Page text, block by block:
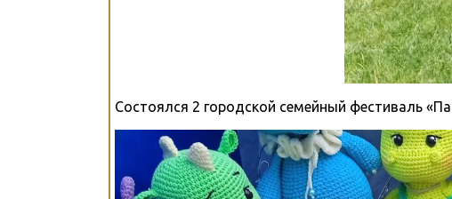
Состоялся 2 городской семейный фестиваль